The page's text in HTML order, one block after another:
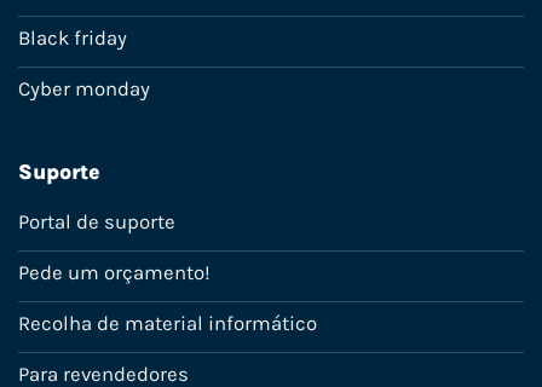
Black friday
Cyber monday
Suporte
Portal de suporte
Pede um orçamento!
Recolha de material informático
Para revendedores